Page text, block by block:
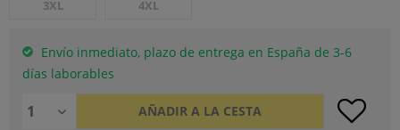
3XL 4XL
Envío inmediato, plazo de entrega en España de 3-6
días laborables
AÑADIR A LA CESTA